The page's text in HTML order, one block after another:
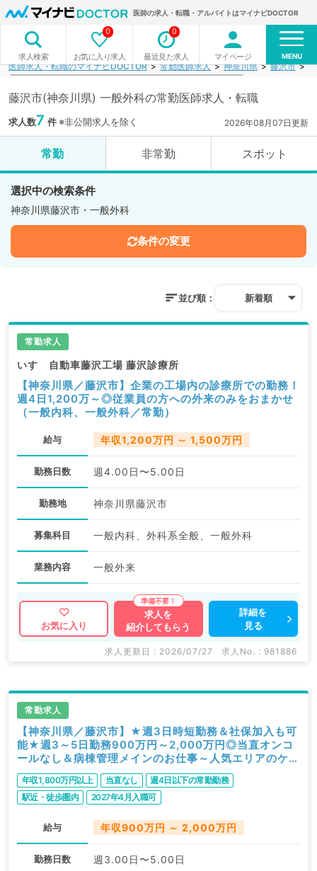
医師の求人・転職・アルバイトはマイナビDOCTOR
求人検索 お気に入り求人
0
最近見た求人
0
マイページ MENU
医師求人・転職のマイナビDOCTOR 常勤医師求人 神奈川県 藤沢市
藤沢市(神奈川県) 一般外科の常勤医師求人・転職
求人数7 件※非公開求人を除く 2026年08月07日更新
常勤 非常勤 スポット
選択中の検索条件
神奈川県藤沢市・一般外科
条件の変更
並び順： 新着順
常勤求人
いすゞ自動車藤沢工場 藤沢診療所
【神奈川県／藤沢市】企業の工場内の診療所での勤務！
週4日1,200万～◎従業員の方への外来のみをおまかせ
（一般内科、一般外科／常勤）
給与 年収1,200万円 ～ 1,500万円
勤務日数 週4.00日〜5.00日
勤務地 神奈川県藤沢市
募集科目 一般内科、外科系全般、一般外科
業務内容 一般外来
お気に入り
求人を
紹介してもらう
詳細を
見る
求人更新日 : 2026/07/27 求人No. : 981886
常勤求人
【神奈川県／藤沢市】★週3日時短勤務＆社保加入も可
能★週3～5日勤務900万円～2,000万円◎当直オンコ
ールなし＆病棟管理メインのお仕事～人気エリアのケア
ミックス病院です（一般内科／常勤）
年収1,800万円以上 当直なし
週4日以下の常勤勤務
駅近・徒歩圏内
2027年4月入職可
給与 年収900万円 ～ 2,000万円
勤務日数 週3.00日〜5.00日